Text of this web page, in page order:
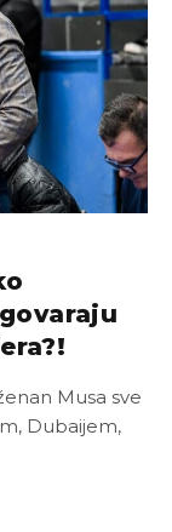
Musa sve
Dubaijem,